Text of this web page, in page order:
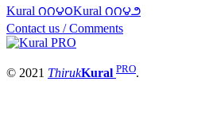
Kural ౧౧౪౦Kural ౧౧౪౨
Contact us / Comments
© 2021 ThirukKural PRO.